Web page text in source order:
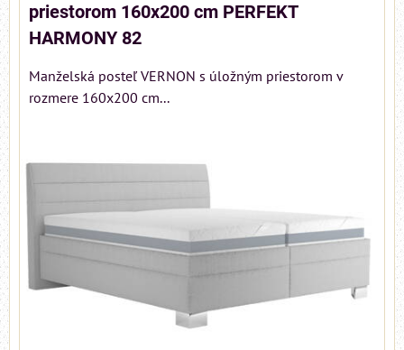
priestorom 160x200 cm PERFEKT
HARMONY 82
Manželská posteľ VERNON s úložným priestorom v
rozmere 160x200 cm...